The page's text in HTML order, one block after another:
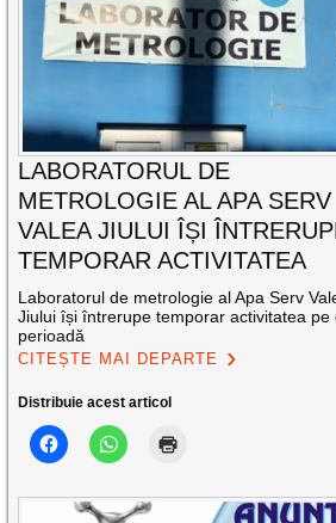
LABORATORUL DE
METROLOGIE AL APA SERV
VALEA JIULUI ÎȘI
TEMPORAR ACTIVITATEA
Laboratorul de metrologie al Apa Serv
Jiului își întrerupe temporar activitatea pe
perioadă
CITEȘTE MAI DEPARTE
Distribuie acest articol